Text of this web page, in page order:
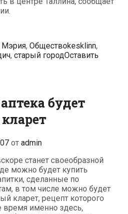
Мэрия, ОбществоМетки
kesklinn,
, старый городОставить
будет
от admin
станет своеобразной
можно будет купить
сделанные по
в том числе можно будет
кларет, рецепт которого
время именно здесь,